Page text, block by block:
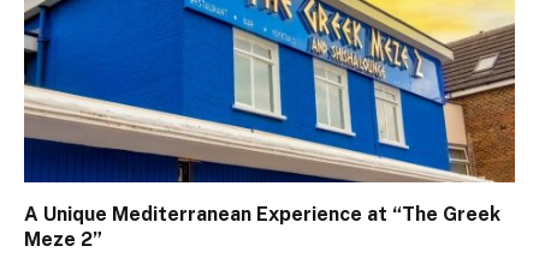
A Unique Mediterranean Experience at “The Greek
Meze 2”